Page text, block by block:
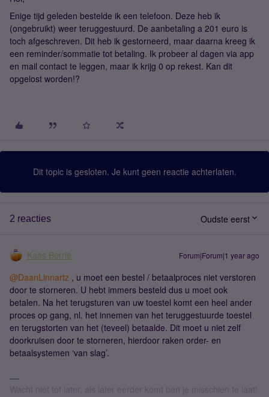
Enige tijd geleden bestelde ik een telefoon. Deze heb ik
(ongebruikt) weer teruggestuurd. De aanbetaling a 201 euro is
toch afgeschreven. Dit heb ik gestorneerd, maar daarna kreeg ik
een reminder/sommatie tot betaling. Ik probeer al dagen via app
en mail contact te leggen, maar ik krijg 0 op rekest. Kan dit
opgelost worden!?
Dit topic is gesloten. Je kunt geen reactie achterlaten.
2 reacties Oudste eerst
Kaas Berrie Forum|Forum|1 year ago
@DaanLinnartz , u moet een bestel / betaalproces niet verstoren
door te storneren. U hebt immers besteld dus u moet ook
betalen. Na het terugsturen van uw toestel komt een heel ander
proces op gang, nl. het innemen van het teruggestuurde toestel
en terugstorten van het (teveel) betaalde. Dit moet u niet zelf
doorkruisen door te storneren, hierdoor raken order- en
betaalsystemen ‘van slag’.
Wacht niet tot later, als later eerder komt ben je misschien te laat!